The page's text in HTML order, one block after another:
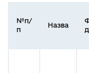
№п/
п
Назва